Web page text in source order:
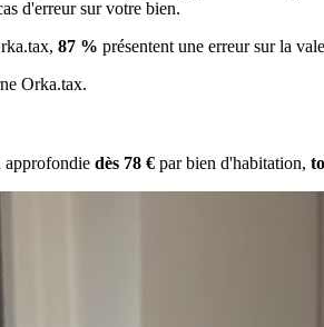
d'erreur sur votre bien.
87 % présentent une erreur sur la
Orka.tax.
dès 78 € par bien d'habitation,